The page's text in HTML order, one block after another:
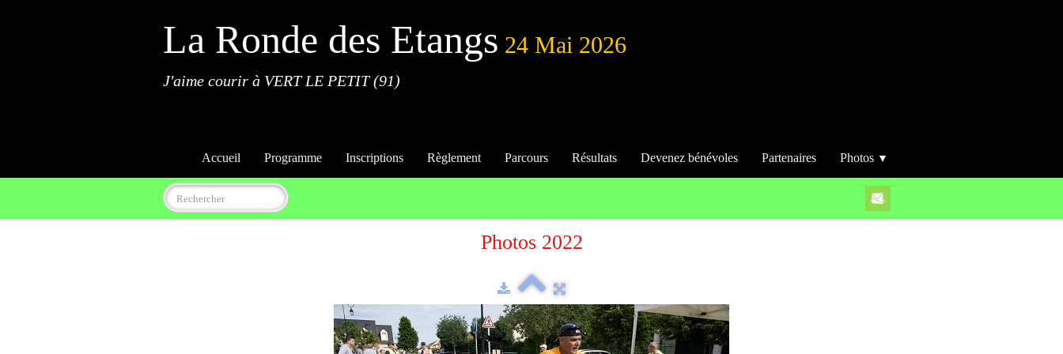
La Ronde des Etangs 24 Mai 2026
J'aime courir à VERT LE PETIT (91)
Accueil Programme Inscriptions Règlement Parcours Résultats Devenez bénévoles Partenaires Photos ▼
Photos 2022